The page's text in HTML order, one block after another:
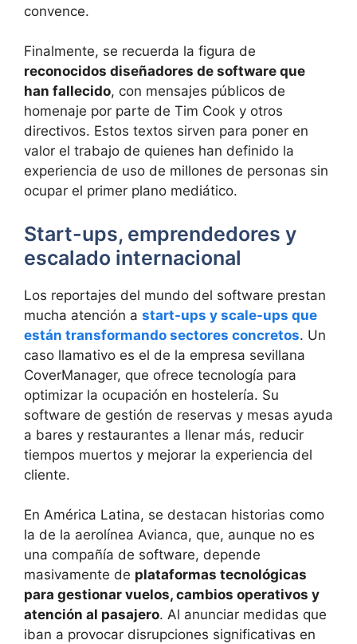
convence.
Finalmente, se recuerda la figura de
reconocidos diseñadores de software que
han fallecido, con mensajes públicos de
homenaje por parte de Tim Cook y otros
directivos. Estos textos sirven para poner en
valor el trabajo de quienes han definido la
experiencia de uso de millones de personas sin
ocupar el primer plano mediático.
Start-ups, emprendedores y
escalado internacional
Los reportajes del mundo del software prestan
mucha atención a start-ups y scale-ups que
están transformando sectores concretos. Un
caso llamativo es el de la empresa sevillana
CoverManager, que ofrece tecnología para
optimizar la ocupación en hostelería. Su
software de gestión de reservas y mesas ayuda
a bares y restaurantes a llenar más, reducir
tiempos muertos y mejorar la experiencia del
cliente.
En América Latina, se destacan historias como
la de la aerolínea Avianca, que, aunque no es
una compañía de software, depende
masivamente de plataformas tecnológicas
para gestionar vuelos, cambios operativos y
atención al pasajero. Al anunciar medidas que
iban a provocar disrupciones significativas en